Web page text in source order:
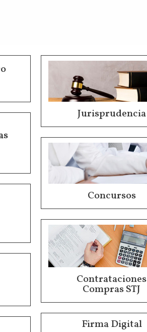
Jurisprudencia
Concursos
Contrataciones
Compras STJ
Firma Digital